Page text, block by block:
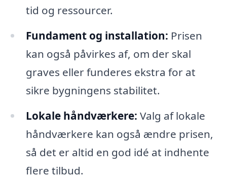
tid og ressourcer.
Fundament og installation: Prisen
kan også påvirkes af, om der skal
graves eller funderes ekstra for at
sikre bygningens stabilitet.
Lokale håndværkere: Valg af lokale
håndværkere kan også ændre prisen,
så det er altid en god idé at indhente
flere tilbud.